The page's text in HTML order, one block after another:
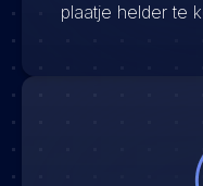
plaatje helder te